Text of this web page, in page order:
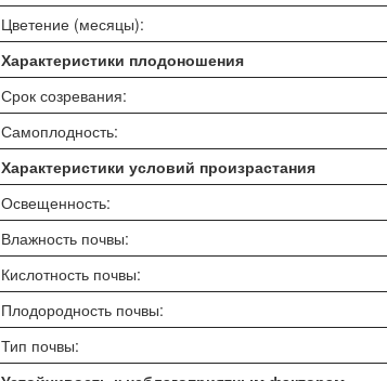
Цветение (месяцы):
Характеристики плодоношения
Срок созревания:
Самоплодность:
Характеристики условий произрастания
Освещенность:
Влажность почвы:
Кислотность почвы:
Плодородность почвы:
Тип почвы: